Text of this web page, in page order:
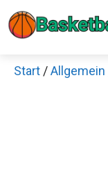
Zum
Inhalt
Start /Allgemein